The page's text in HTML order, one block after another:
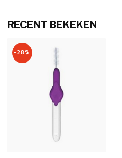
RECENT BEKEKEN
-28%